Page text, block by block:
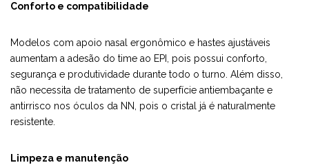
Conforto e compatibilidade
Modelos com apoio nasal ergonômico e hastes ajustáveis
aumentam a adesão do time ao EPI, pois possui conforto,
segurança e produtividade durante todo o turno. Além disso,
não necessita de tratamento de superfície antiembaçante e
antirrisco nos óculos da NN, pois o cristal já é naturalmente
resistente.
Limpeza e manutenção